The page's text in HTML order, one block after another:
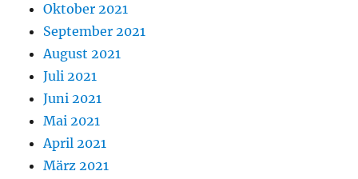
Oktober 2021
September 2021
August 2021
Juli 2021
Juni 2021
Mai 2021
April 2021
März 2021